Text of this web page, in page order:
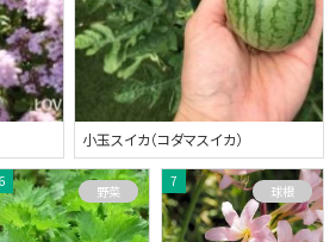
小玉スイカ（コダマスイカ）
野菜 球根